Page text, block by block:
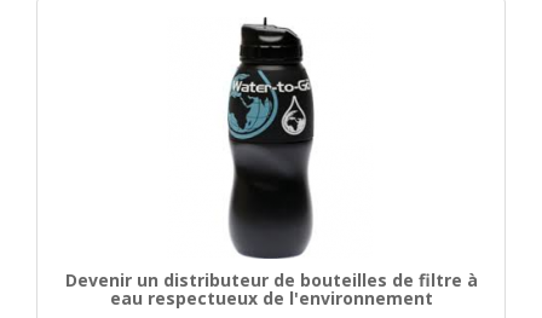
Devenir un distributeur de bouteilles de filtre à
eau respectueux de l'environnement